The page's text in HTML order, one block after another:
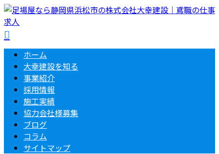
ホーム
大幸建設を知る
事業紹介
採用情報
施工実績
協力会社様募集
ブログ
コラム
サイトマップ